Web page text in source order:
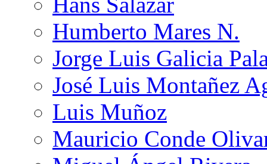
Humberto Mares N.
Jorge Luis Galicia
José Luis Montañez
Luis Muñoz
Mauricio Conde